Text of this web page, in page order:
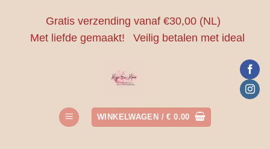
Gratis verzending vanaf €30,00 (NL)
Met liefde gemaakt!
Veilig betalen met ideal
WINKELWAGEN /€ 0.00